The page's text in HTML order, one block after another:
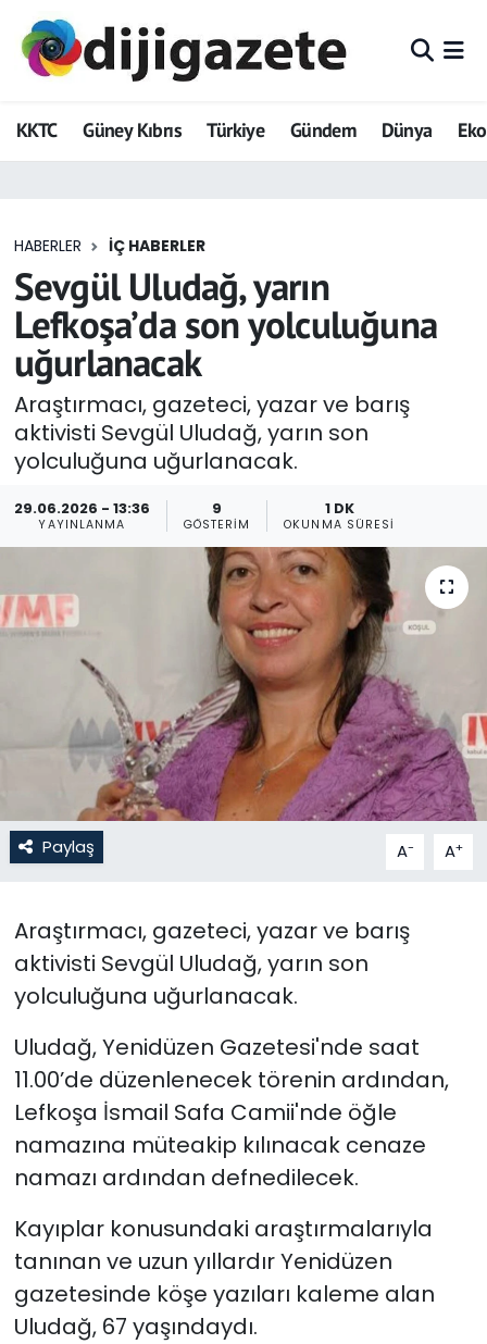
KKTC Güney Kıbrıs Türkiye Gündem Dünya
HABERLER İÇ HABERLER
Sevgül Uludağ, yarın
Lefkoşa’da son yolculuğuna
uğurlanacak
Araştırmacı, gazeteci, yazar ve barış
aktivisti Sevgül Uludağ, yarın son
yolculuğuna uğurlanacak.
29.06.2026 - 13:36
YAYINLANMA
9
GÖSTERIM
1 DK
OKUNMA SÜRESI
Paylaş A- A+
Araştırmacı, gazeteci, yazar ve barış
aktivisti Sevgül Uludağ, yarın son
yolculuğuna uğurlanacak.
Uludağ, Yenidüzen Gazetesi'nde saat
11.00’de düzenlenecek törenin ardından,
Lefkoşa İsmail Safa Camii'nde öğle
namazına müteakip kılınacak cenaze
namazı ardından defnedilecek.
Kayıplar konusundaki araştırmalarıyla
tanınan ve uzun yıllardır Yenidüzen
gazetesinde köşe yazıları kaleme alan
Uludağ, 67 yaşındaydı.
ADVERTORIAL
Dijigazete
Eğitim
Ekonomi
Foto Galeri
GEZİ
Güncel
Gündem
KKTC YEREL SEÇİM 2018
Kültür Sanat
Magazin
Moda
Nöbetçi Eczaneler
Politika
Spor
Teknoloji
TÜRKiYE
Video Galeri
YAŞAM
Hava Durumu
Trafik Durumu
Tüm Manşetler
Son Dakika Haberleri
Haber Arşivi